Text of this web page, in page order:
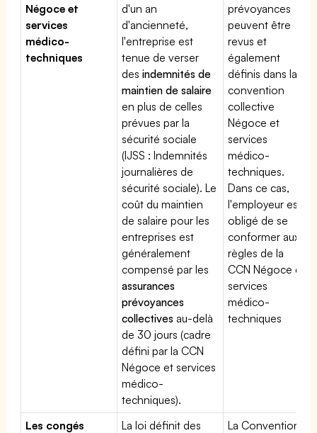
Négoce et
services
médico-
techniques
d'un an
d'ancienneté,
l'entreprise est
tenue de verser
desindemnités de
maintien de salaire
en plus de celles
prévues par la
sécurité sociale
(IJSS : Indemnités
journalières de
sécurité sociale). Le
coût du maintien
de salaire pour les
entreprises est
généralement
compensé par les
assurances
prévoyances
collectives au-delà
de 30 jours (cadre
défini par la CCN
Négoce et services
médico-
techniques).
prévoyances
peuvent être
revus et
également
définis dans la
convention
collective
Négoce et
services
médico-
techniques.
Dans ce cas,
l'employeur est
obligé de se
conformer aux
règles de la
CCN Négoce et
services
médico-
techniques
Les congés
La loi définit des
La Convention